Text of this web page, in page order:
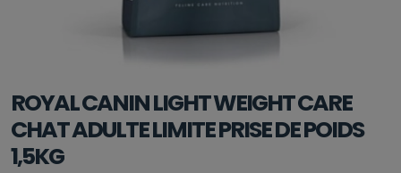
ROYAL CANIN LIGHT WEIGHT CARE
CHAT ADULTE LIMITE PRISE DE POIDS
1,5KG